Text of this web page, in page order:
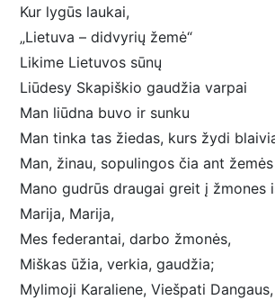
Kur lygūs laukai,
„Lietuva – didvyrių žemė“
Likime Lietuvos sūnų
Liūdesy Skapiškio gaudžia varpai
Man liūdna buvo ir sunku
Man tinka tas žiedas, kurs žydi
Man, žinau, sopulingos čia ant
Mano gudrūs draugai greit į žmones
Marija, Marija,
Mes federantai, darbo žmonės,
Miškas ūžia, verkia, gaudžia;
Mylimoji Karaliene, Viešpati Dangaus,